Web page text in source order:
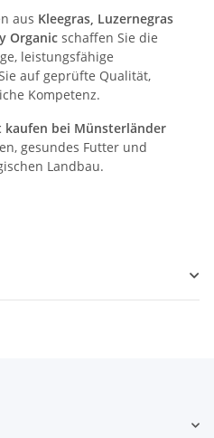
aus Kleegras, Luzernegras
Organic schaffen Sie die
leistungsfähige
auf geprüfte Qualität,
Kompetenz.
kaufen bei Münsterländer
gesundes Futter und
Landbau.